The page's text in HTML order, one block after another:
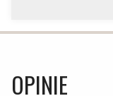
OPINIE